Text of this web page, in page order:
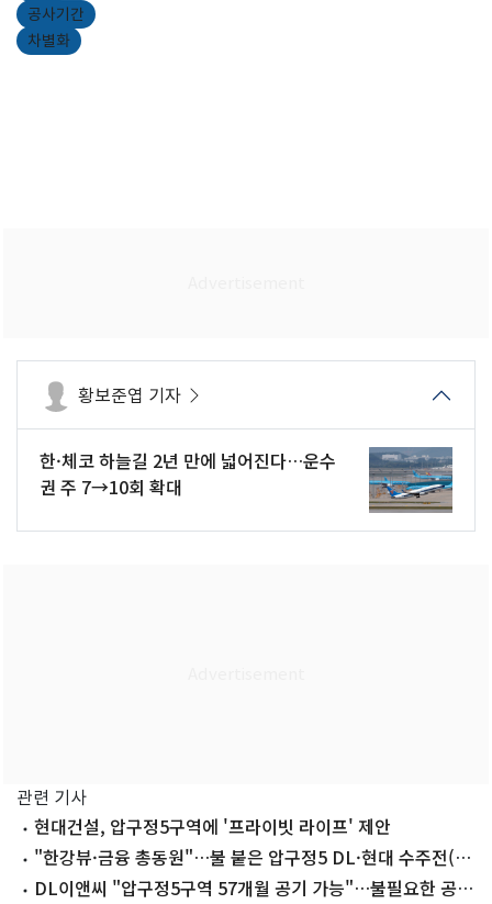
공사기간
차별화
황보준엽 기자
한·체코 하늘길 2년 만에 넓어진다…운수
권 주 7→10회 확대
관련 기사
현대건설, 압구정5구역에 '프라이빗 라이프' 제안
"한강뷰·금융 총동원"…불 붙은 압구정5 DL·현대 수주전(종
합)DL이앤씨 "압구정5구역 57개월 공기 가능"…불필요한 공정